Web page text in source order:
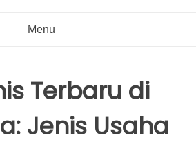
Menu
Terbaru di
Jenis Usaha